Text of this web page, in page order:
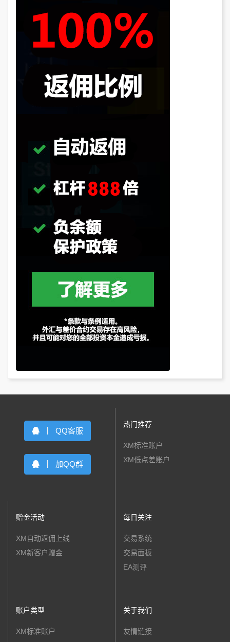
QQ客服
加QQ群
热门推荐
XM标准账户
XM低点差账户
赠金活动
XM自动返佣上线
XM新客户赠金
每日关注
交易系统
交易面板
EA测评
账户类型
XM标准账户
关于我们
友情链接